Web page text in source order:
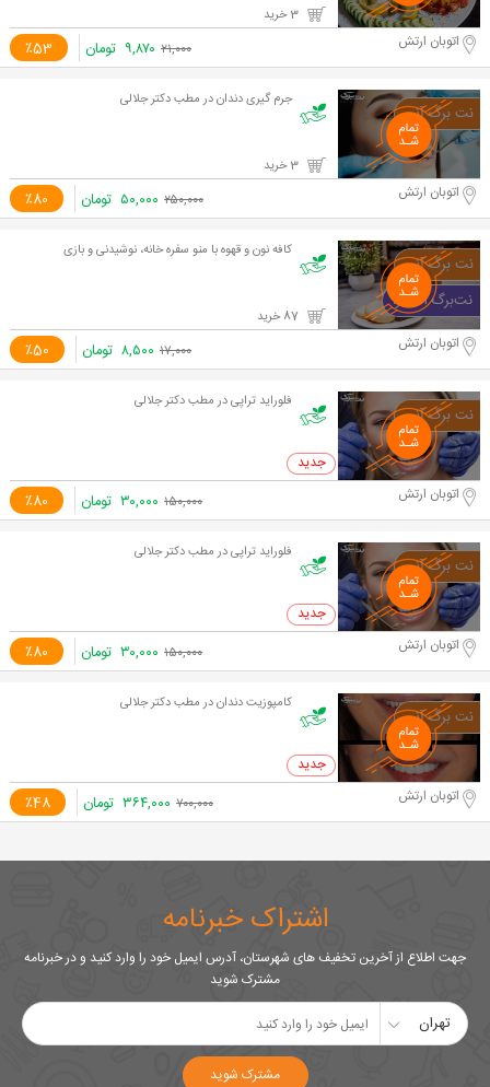
٪53 اتوبان ارتش ۲۱,۰۰۰ ۹,۸۷۰ تومان
جرم گیری دندان در مطب دکتر جلالی
٪80 اتوبان ارتش ۲۵۰,۰۰۰ ۵۰,۰۰۰ تومان
کافه نون و قهوه با منو سفره خانه، نوشیدنی و بازی
٪50 اتوبان ارتش ۱۷,۰۰۰ ۸,۵۰۰ تومان
فلوراید تراپی در مطب دکتر جلالی
0 خرید
٪80 اتوبان ارتش ۱۵۰,۰۰۰ ۳۰,۰۰۰ تومان
فلوراید تراپی در مطب دکتر جلالی
0 خرید
٪80 اتوبان ارتش ۱۵۰,۰۰۰ ۳۰,۰۰۰ تومان
کامپوزیت دندان در مطب دکتر جلالی
0 خرید
٪48 اتوبان ارتش ۷۰۰,۰۰۰ ۳۶۴,۰۰۰ تومان
اشتراک خبرنامه
جهت اطلاع از آخرین تخفیف های شهرستان، آدرس ایمیل خود را وارد کنید و در خبرنامه
مشترک شوید
تهران
مشترک شوید